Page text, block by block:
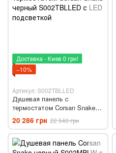
Доставка - Киев 0 грн!
−10%
Артикул: S002TBLLED
Душевая панель с
термостатом Corsan Snake
черный S002TBLLED с LED
подсветкой
20 286 грн 22 540 грн